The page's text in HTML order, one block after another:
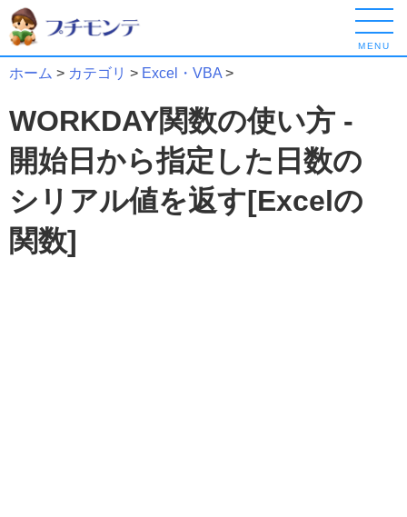
MENU
ホーム > カテゴリ > Excel・VBA>
WORKDAY関数の使い方 -
開始日から指定した日数の
シリアル値を返す[Excelの
関数]